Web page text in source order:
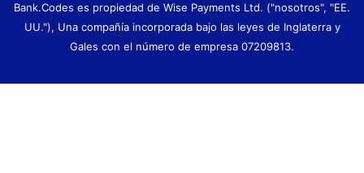
Bank.Codes es propiedad de Wise Payments Ltd. ("nosotros", "EE.
UU."), Una compañía incorporada bajo las leyes de Inglaterra y
Gales con el número de empresa 07209813.